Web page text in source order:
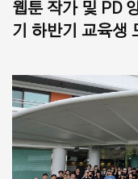
웹툰 작가 및 PD
기 하반기 교육생